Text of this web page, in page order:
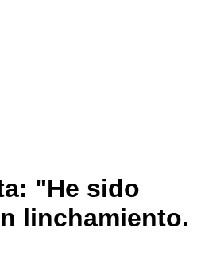
"He sido
linchamiento.